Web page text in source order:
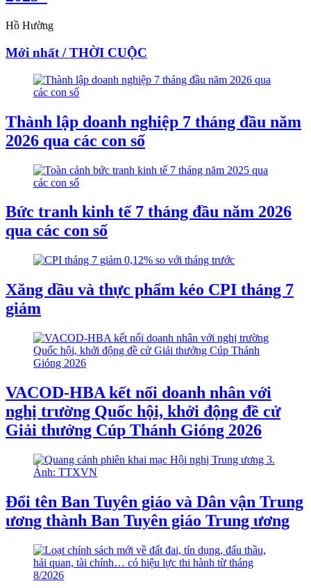
Hồ Hường
Mới nhất / THỜI CUỘC
Thành lập doanh nghiệp 7 tháng đầu năm
2026 qua các con số
Bức tranh kinh tế 7 tháng đầu năm 2026
qua các con số
Xăng dầu và thực phẩm kéo CPI tháng 7
giảm
VACOD-HBA kết nối doanh nhân với
nghị trường Quốc hội, khởi động đề cử
Giải thưởng Cúp Thánh Gióng 2026
Đổi tên Ban Tuyên giáo và Dân vận Trung
ương thành Ban Tuyên giáo Trung ương